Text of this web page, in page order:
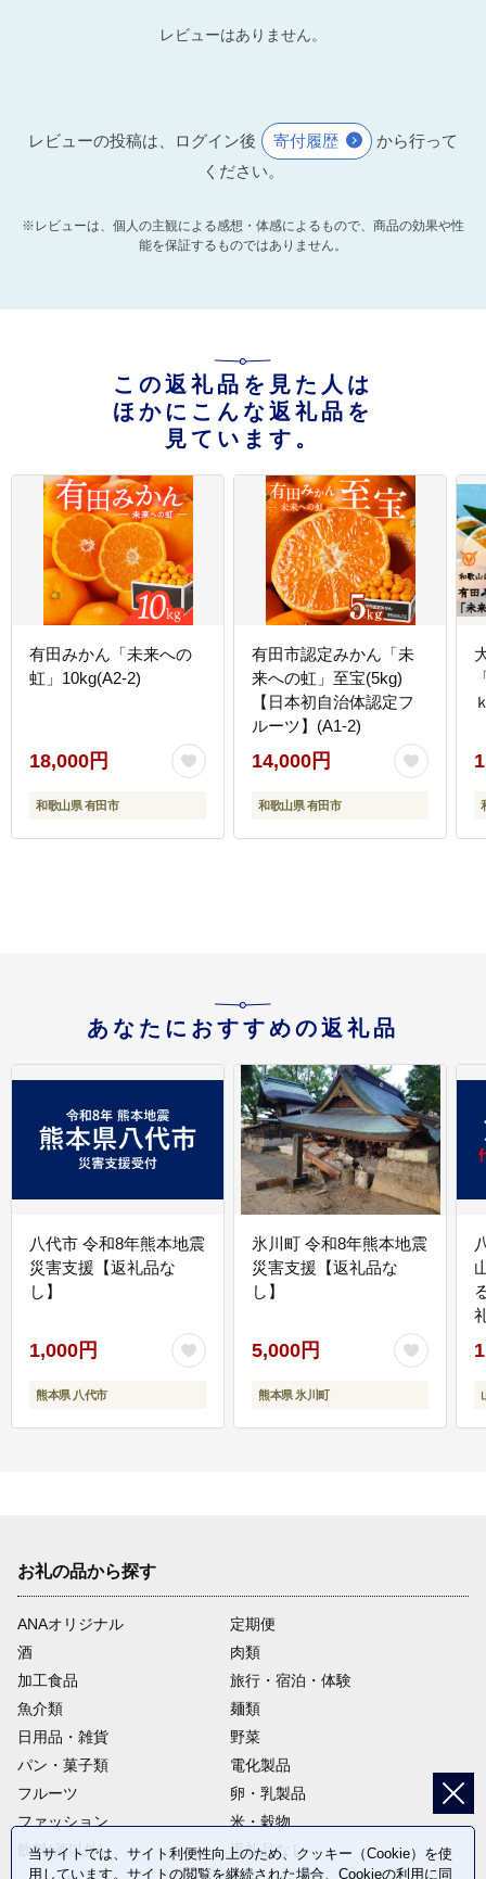
レビューはありません。
レビューの投稿は、ログイン後 寄付履歴
から行って
ください。
※レビューは、個人の主観による感想・体感によるもので、商品の効果や性
能を保証するものではありません。
この返礼品を見た人は
ほかにこんな返礼品を
見ています。
有田みかん「未来への
虹」10kg(A2-2)
18,000円
和歌山県 有田市
有田市認定みかん「未
来への虹」至宝(5kg)
【日本初自治体認定フ
ルーツ】(A1-2)
14,000円
和歌山県 有田市
あなたにおすすめの返礼品
八代市 令和8年熊本地震
災害支援【返礼品な
し】
1,000円
熊本県 八代市
氷川町 令和8年熊本地震
災害支援【返礼品な
し】
5,000円
熊本県 氷川町
お礼の品から探す
ANAオリジナル
定期便
酒
肉類
加工食品
旅行・宿泊・体験
魚介類
麺類
日用品・雑貨
野菜
パン・菓子類
電化製品
フルーツ
卵・乳製品
ファッション
米・穀物
飲料(酒以外)
返礼品なし
当サイトでは、サイト利便性向上のため、クッキー（Cookie）を使
用しています。サイトの閲覧を継続された場合、Cookieの利用に同